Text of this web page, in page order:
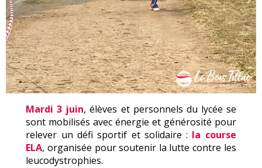
Mardi 3 juin, élèves et personnels du lycée se
sont mobilisés avec énergie et générosité pour
relever un défi sportif et solidaire : la course
ELA, organisée pour soutenir la lutte contre les
leucodystrophies.